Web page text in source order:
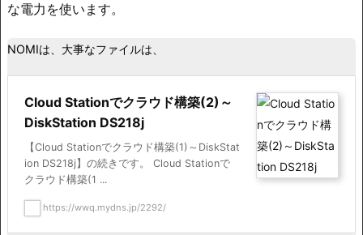
な電力を使います。
NOMIは、大事なファイルは、
Cloud Stationでクラウド構築(2)～
DiskStation DS218j
【Cloud Stationでクラウド構築(1)～DiskStat
ion DS218j】の続きです。 Cloud Stationで
クラウド構築(1 ...
https://wwq.mydns.jp/2292/